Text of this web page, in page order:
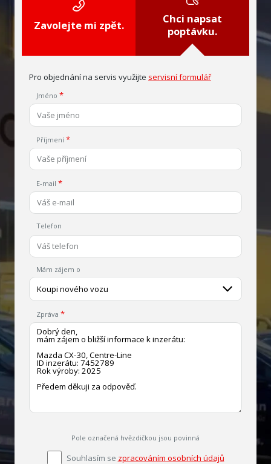
Zavolejte mi zpět.
Chci napsat
poptávku.
Pro objednání na servis využijte servisní formulář
Jméno
Příjmení
E-mail
Telefon
Mám zájem o
Koupi nového vozu
Zpráva
Pole označená hvězdičkou jsou povinná
Souhlasím se zpracováním osobních údajů